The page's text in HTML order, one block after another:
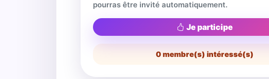
pourras être invité automatiquement.
Je participe
0membre(s) intéressé(s)